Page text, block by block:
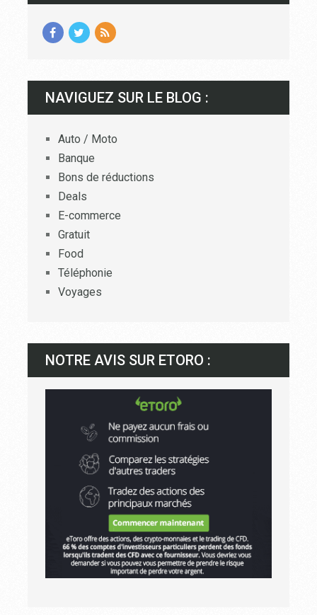
NAVIGUEZ SUR LE BLOG :
Auto / Moto
Banque
Bons de réductions
Deals
E-commerce
Gratuit
Food
Téléphonie
Voyages
NOTRE AVIS SUR ETORO :